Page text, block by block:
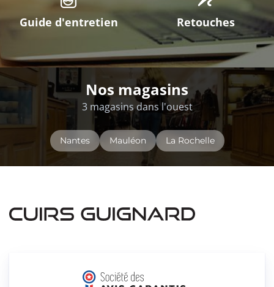
Guide d'entretien Retouches
Nos magasins
3 magasins dans l'ouest
Nantes Mauléon La Rochelle